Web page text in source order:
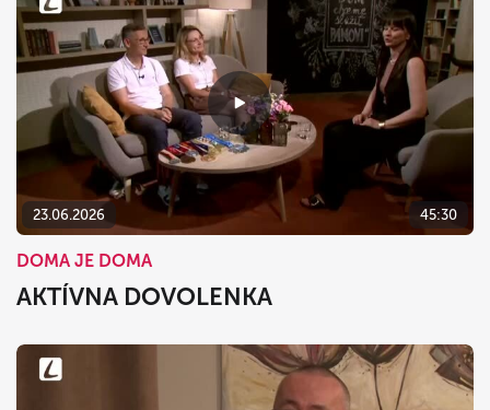
23.06.2026 45:30
DOMA JE DOMA
AKTÍVNA DOVOLENKA